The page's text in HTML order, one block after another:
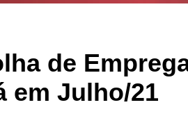
de
em Julho/21